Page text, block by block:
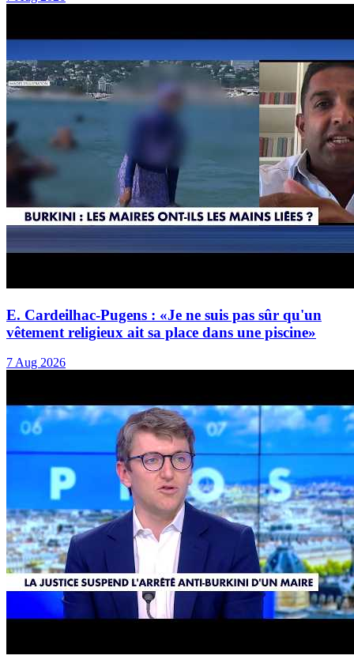
E. Cardeilhac-Pugens : «Je ne suis pas sûr qu'un
vêtement religieux ait sa place dans une piscine»
7 Aug 2026